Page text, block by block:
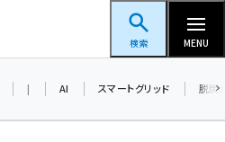
トグリッドフォーラム
検索 MENU
| AI スマートグリッド 脱炭